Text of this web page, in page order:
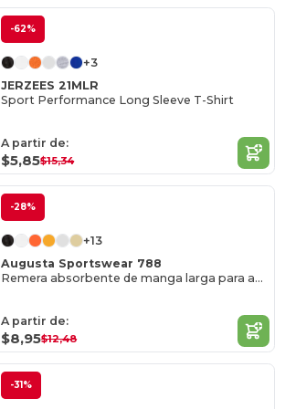
-62%
+3
JERZEES 21MLR
Sport Performance Long Sleeve T-Shirt
A partir de:
$5,85$15,34
-28%
+13
Augusta Sportswear 788
Remera absorbente de manga larga para adultos
A partir de:
$8,95$12,48
-31%